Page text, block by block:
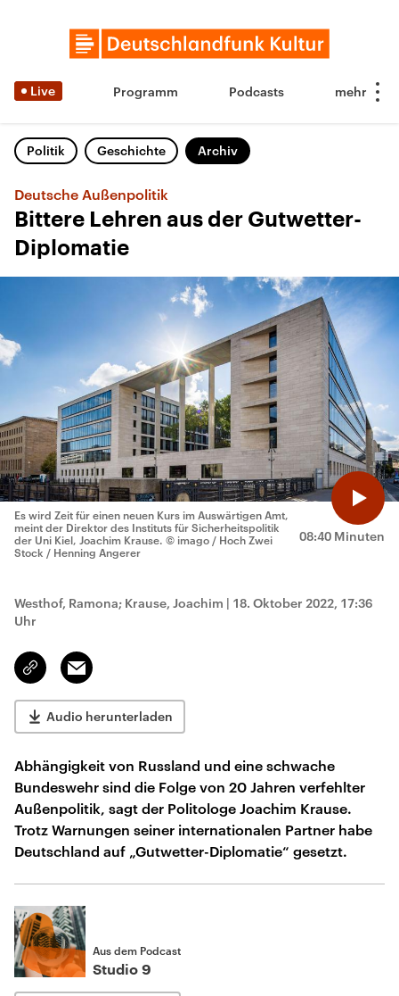
Live Programm Podcasts
Politik Geschichte Archiv
Deutsche Außenpolitik
Bittere Lehren aus der Gutwetter-
Diplomatie
08:40 Minuten
Es wird Zeit für einen neuen Kurs im Auswärtigen Amt,
meint der Direktor des Instituts für Sicherheitspolitik
der Uni Kiel, Joachim Krause. © imago / Hoch Zwei
Stock / Henning Angerer
Westhof, Ramona; Krause, Joachim | 18. Oktober 2022, 17:36
Uhr
Link
kopieren/teilen
Email
Audio herunterladen
Abhängigkeit von Russland und eine schwache
Bundeswehr sind die Folge von 20 Jahren verfehlter
Außenpolitik, sagt der Politologe Joachim Krause.
Trotz Warnungen seiner internationalen Partner habe
Deutschland auf „Gutwetter-Diplomatie“ gesetzt.
Aus dem Podcast
Studio 9